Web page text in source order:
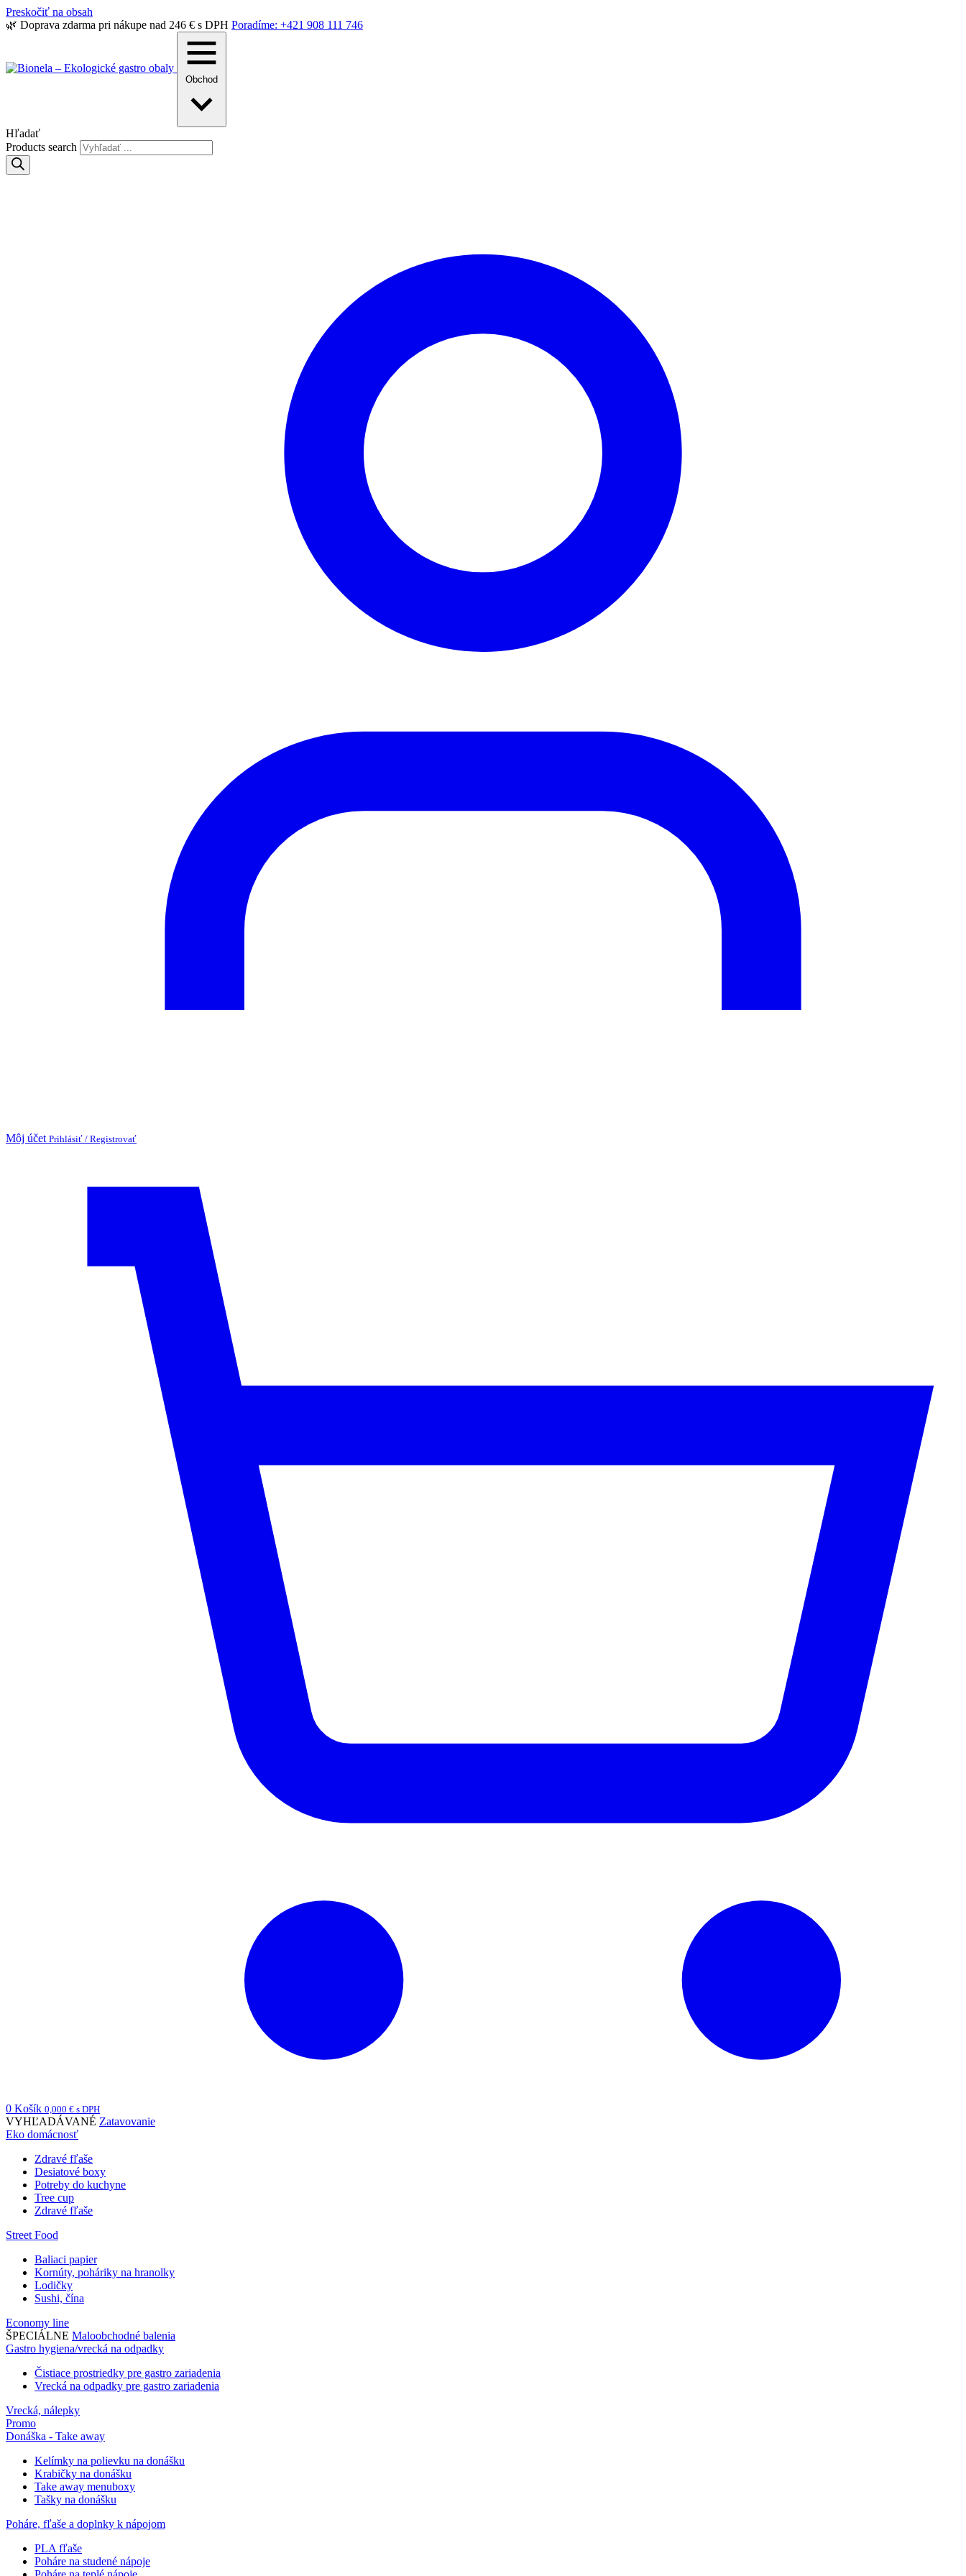
Preskočiť na obsah
🌿 Doprava zdarma pri nákupe nad 246 € s DPH Poradíme: +421 908 111 746
Obchod
Hľadať
Products search
Môj účet Prihlásiť / Registrovať
0 Košík 0,000 € s DPH
VYHĽADÁVANÉ Zatavovanie
Eko domácnosť
Zdravé fľaše
Desiatové boxy
Potreby do kuchyne
Tree cup
Zdravé fľaše
Street Food
Baliaci papier
Kornúty, poháriky na hranolky
Lodičky
Sushi, čína
Economy line
ŠPECIÁLNE Maloobchodné balenia
Gastro hygiena/vrecká na odpadky
Čistiace prostriedky pre gastro zariadenia
Vrecká na odpadky pre gastro zariadenia
Vrecká, nálepky
Promo
Donáška - Take away
Kelímky na polievku na donášku
Krabičky na donášku
Take away menuboxy
Tašky na donášku
Poháre, fľaše a doplnky k nápojom
PLA fľaše
Poháre na studené nápoje